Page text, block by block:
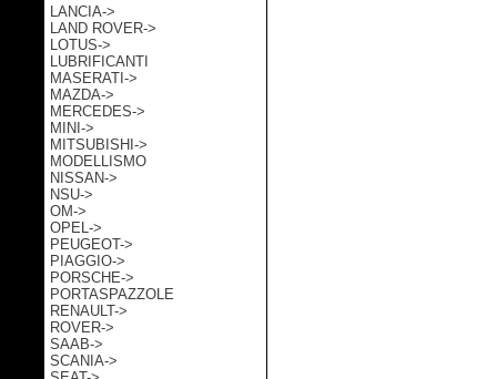
LANCIA->
LAND ROVER->
LOTUS->
LUBRIFICANTI
MASERATI->
MAZDA->
MERCEDES->
MINI->
MITSUBISHI->
MODELLISMO
NISSAN->
NSU->
OM->
OPEL->
PEUGEOT->
PIAGGIO->
PORSCHE->
PORTASPAZZOLE
RENAULT->
ROVER->
SAAB->
SCANIA->